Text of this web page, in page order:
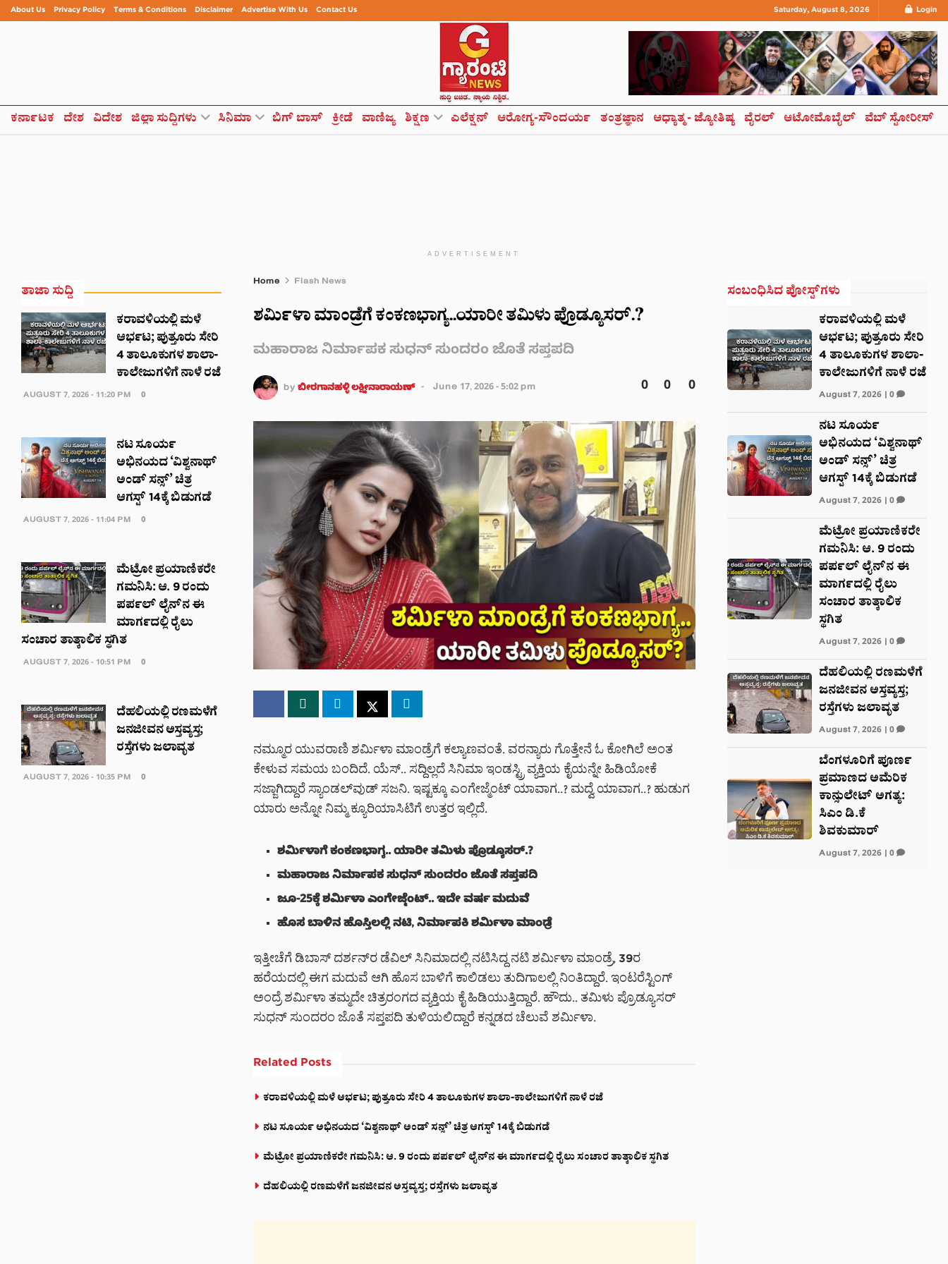
About Us Privacy Policy Terms & Conditions Disclaimer Advertise With Us Contact Us Saturday, August 8, 2026 Login
ಕರ್ನಾಟಕ ದೇಶ ವಿದೇಶ ಜಿಲ್ಲಾ ಸುದ್ದಿಗಳು ಸಿನಿಮಾ ಬಿಗ್ ಬಾಸ್ ಕ್ರೀಡೆ ವಾಣಿಜ್ಯ ಶಿಕ್ಷಣ ಎಲೆಕ್ಷನ್ ಆರೋಗ್ಯ-ಸೌಂದರ್ಯ ತಂತ್ರಜ್ಞಾನ ಆಧ್ಯಾತ್ಮ- ಜ್ಯೋತಿಷ್ಯ ವೈರಲ್ ಆಟೋಮೊಬೈಲ್ ವೆಬ್ ಸ್ಟೋರೀಸ್
ADVERTISEMENT
Home Flash News
ಶರ್ಮಿಳಾ ಮಾಂಡ್ರೆಗೆ ಕಂಕಣಭಾಗ್ಯ..ಯಾರೀ ತಮಿಳು ಪ್ರೊಡ್ಯೂಸರ್.?
ಮಹಾರಾಜ ನಿರ್ಮಾಪಕ ಸುಧನ್ ಸುಂದರಂ ಜೊತೆ ಸಪ್ತಪದಿ
by ಬೀರಗಾನಹಳ್ಳಿ ಲಕ್ಷ್ಮೀನಾರಾಯಣ್ June 17, 2026 - 5:02 pm 0 0 0
ನಮ್ಮೂರ ಯುವರಾಣಿ ಶರ್ಮಿಳಾ ಮಾಂಡ್ರೆಗೆ ಕಲ್ಯಾಣವಂತೆ. ವರನ್ಯಾರು ಗೊತ್ತೇನೆ ಓ ಕೋಗಿಲೆ ಅಂತ
ಕೇಳುವ ಸಮಯ ಬಂದಿದೆ. ಯೆಸ್.. ಸದ್ದಿಲ್ಲದೆ ಸಿನಿಮಾ ಇಂಡಸ್ಟ್ರಿ ವ್ಯಕ್ತಿಯ ಕೈಯನ್ನೇ ಹಿಡಿಯೋಕೆ
ಸಜ್ಜಾಗಿದ್ದಾರೆ ಸ್ಯಾಂಡಲ್‌ವುಡ್ ಸಜನಿ. ಇಷ್ಟಕ್ಕೂ ಎಂಗೇಜ್ಮೆಂಟ್ ಯಾವಾಗ..? ಮದ್ವೆ ಯಾವಾಗ..? ಹುಡುಗ
ಯಾರು ಅನ್ನೋ ನಿಮ್ಮ ಕ್ಯೂರಿಯಾಸಿಟಿಗೆ ಉತ್ತರ ಇಲ್ಲಿದೆ.
ಶರ್ಮಿಳಾಗೆ ಕಂಕಣಭಾಗ್ಯ.. ಯಾರೀ ತಮಿಳು ಪ್ರೊಡ್ಯೂಸರ್.?
ಮಹಾರಾಜ ನಿರ್ಮಾಪಕ ಸುಧನ್ ಸುಂದರಂ ಜೊತೆ ಸಪ್ತಪದಿ
ಜೂ-25ಕ್ಕೆ ಶರ್ಮಿಳಾ ಎಂಗೇಜ್ಮೆಂಟ್.. ಇದೇ ವರ್ಷ ಮದುವೆ
ಹೊಸ ಬಾಳಿನ ಹೊಸ್ತಿಲಲ್ಲಿ ನಟಿ, ನಿರ್ಮಾಪಕಿ ಶರ್ಮಿಳಾ ಮಾಂಡ್ರೆ
ಇತ್ತೀಚೆಗೆ ಡಿಬಾಸ್ ದರ್ಶನ್‌‌ರ ಡೆವಿಲ್ ಸಿನಿಮಾದಲ್ಲಿ ನಟಿಸಿದ್ದ ನಟಿ ಶರ್ಮಿಳಾ ಮಾಂಡ್ರೆ, 39ರ
ಹರೆಯದಲ್ಲಿ ಈಗ ಮದುವೆ ಆಗಿ ಹೊಸ ಬಾಳಿಗೆ ಕಾಲಿಡಲು ತುದಿಗಾಲಲ್ಲಿ ನಿಂತಿದ್ದಾರೆ. ಇಂಟರೆಸ್ಟಿಂಗ್
ಅಂದ್ರೆ ಶರ್ಮಿಳಾ ತಮ್ಮದೇ ಚಿತ್ರರಂಗದ ವ್ಯಕ್ತಿಯ ಕೈ ಹಿಡಿಯುತ್ತಿದ್ದಾರೆ. ಹೌದು.. ತಮಿಳು ಪ್ರೊಡ್ಯೂಸರ್
ಸುಧನ್ ಸುಂದರಂ ಜೊತೆ ಸಪ್ತಪದಿ ತುಳಿಯಲಿದ್ದಾರೆ ಕನ್ನಡದ ಚೆಲುವೆ ಶರ್ಮಿಳಾ.
Related Posts
ಕರಾವಳಿಯಲ್ಲಿ ಮಳೆ ಆರ್ಭಟ; ಪುತ್ತೂರು ಸೇರಿ 4 ತಾಲೂಕುಗಳ ಶಾಲಾ-ಕಾಲೇಜುಗಳಿಗೆ ನಾಳೆ ರಜೆ
ನಟ ಸೂರ್ಯ ಅಭಿನಯದ ‘ವಿಶ್ವನಾಥ್ ಅಂಡ್ ಸನ್ಸ್’ ಚಿತ್ರ ಆಗಸ್ಟ್ 14ಕ್ಕೆ ಬಿಡುಗಡೆ
ಮೆಟ್ರೋ ಪ್ರಯಾಣಿಕರೇ ಗಮನಿಸಿ: ಆ. 9 ರಂದು ಪರ್ಪಲ್ ಲೈನ್‌ನ ಈ ಮಾರ್ಗದಲ್ಲಿ ರೈಲು ಸಂಚಾರ ತಾತ್ಕಾಲಿಕ ಸ್ಥಗಿತ
ದೆಹಲಿಯಲ್ಲಿ ರಣಮಳೆಗೆ ಜನಜೀವನ ಅಸ್ತವ್ಯಸ್ತ; ರಸ್ತೆಗಳು ಜಲಾವೃತ
ತಾಜಾ ಸುದ್ದಿ
ಕರಾವಳಿಯಲ್ಲಿ ಮಳೆ
ಆರ್ಭಟ; ಪುತ್ತೂರು ಸೇರಿ
4 ತಾಲೂಕುಗಳ ಶಾಲಾ-
ಕಾಲೇಜುಗಳಿಗೆ ನಾಳೆ ರಜೆ
AUGUST 7, 2026 - 11:20 PM 0
ನಟ ಸೂರ್ಯ
ಅಭಿನಯದ ‘ವಿಶ್ವನಾಥ್
ಅಂಡ್ ಸನ್ಸ್’ ಚಿತ್ರ
ಆಗಸ್ಟ್ 14ಕ್ಕೆ ಬಿಡುಗಡೆ
AUGUST 7, 2026 - 11:04 PM 0
ಮೆಟ್ರೋ ಪ್ರಯಾಣಿಕರೇ
ಗಮನಿಸಿ: ಆ. 9 ರಂದು
ಪರ್ಪಲ್ ಲೈನ್‌ನ ಈ
ಮಾರ್ಗದಲ್ಲಿ ರೈಲು
ಸಂಚಾರ ತಾತ್ಕಾಲಿಕ ಸ್ಥಗಿತ
AUGUST 7, 2026 - 10:51 PM 0
ದೆಹಲಿಯಲ್ಲಿ ರಣಮಳೆಗೆ
ಜನಜೀವನ ಅಸ್ತವ್ಯಸ್ತ;
ರಸ್ತೆಗಳು ಜಲಾವೃತ
AUGUST 7, 2026 - 10:35 PM 0
ಸಂಬಂಧಿಸಿದ ಪೋಸ್ಟ್‌ಗಳು
ಕರಾವಳಿಯಲ್ಲಿ ಮಳೆ
ಆರ್ಭಟ; ಪುತ್ತೂರು ಸೇರಿ
4 ತಾಲೂಕುಗಳ ಶಾಲಾ-
ಕಾಲೇಜುಗಳಿಗೆ ನಾಳೆ ರಜೆ
August 7, 2026| 0
ನಟ ಸೂರ್ಯ
ಅಭಿನಯದ ‘ವಿಶ್ವನಾಥ್
ಅಂಡ್ ಸನ್ಸ್’ ಚಿತ್ರ
ಆಗಸ್ಟ್ 14ಕ್ಕೆ ಬಿಡುಗಡೆ
August 7, 2026| 0
ಮೆಟ್ರೋ ಪ್ರಯಾಣಿಕರೇ
ಗಮನಿಸಿ: ಆ. 9 ರಂದು
ಪರ್ಪಲ್ ಲೈನ್‌ನ ಈ
ಮಾರ್ಗದಲ್ಲಿ ರೈಲು
ಸಂಚಾರ ತಾತ್ಕಾಲಿಕ
ಸ್ಥಗಿತ
August 7, 2026| 0
ದೆಹಲಿಯಲ್ಲಿ ರಣಮಳೆಗೆ
ಜನಜೀವನ ಅಸ್ತವ್ಯಸ್ತ;
ರಸ್ತೆಗಳು ಜಲಾವೃತ
August 7, 2026| 0
ಬೆಂಗಳೂರಿಗೆ ಪೂರ್ಣ
ಪ್ರಮಾಣದ ಅಮೆರಿಕ
ಕಾನ್ಸುಲೇಟ್ ಅಗತ್ಯ:
ಸಿಎಂ ಡಿ.ಕೆ
ಶಿವಕುಮಾರ್
August 7, 2026| 0